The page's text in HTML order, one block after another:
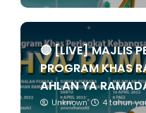
🔴 [LIVE] MAJLIS
PROGRAM KHAS
AHLAN YA
Unknown 4 tahun